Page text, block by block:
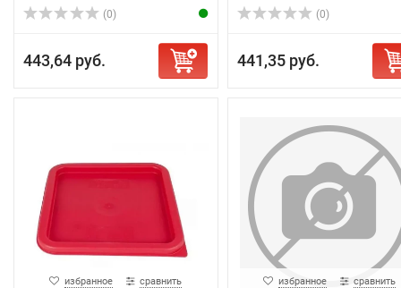
(0)
443,64 руб.
(0)
441,35 руб.
избранное сравнить избранное сравнить